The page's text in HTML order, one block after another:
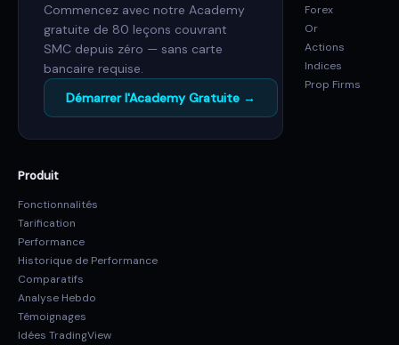
Commencez avec notre Academy
gratuite de 80 leçons couvrant
SMC depuis zéro — sans carte
bancaire requise.
Démarrer l'Academy Gratuite →
Produit
Fonctionnalités
Tarification
Performance
Historique de Performance
Comparatifs
Analyse Hebdo
Témoignages
Idées TradingView
Forex
Or
Actions
Indices
Prop Firms